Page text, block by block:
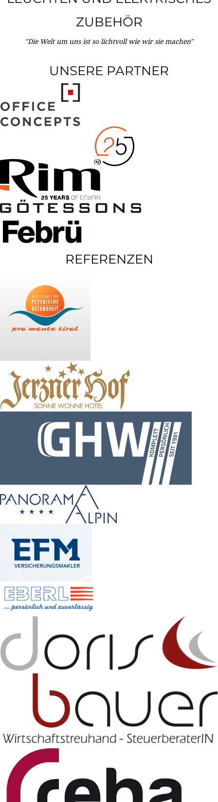
ZUBEHÖR
"Die Welt um uns ist so lichtvoll wie wir sie machen"
UNSERE PARTNER
REFERENZEN